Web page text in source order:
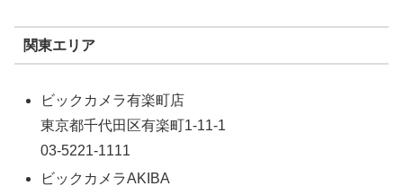
関東エリア
ビックカメラ有楽町店
東京都千代田区有楽町1-11-1
03-5221-1111
ビックカメラAKIBA